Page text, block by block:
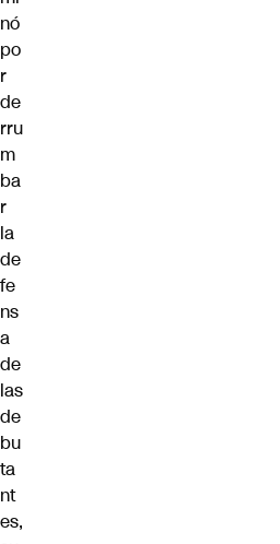
nó
po
r
de
rru
m
ba
r
la
de
fe
ns
a
de
las
de
bu
ta
nt
es,